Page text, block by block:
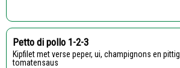
Petto di pollo 1-2-3
Kipfilet met verse peper, ui, champignons en pittige
tomatensaus